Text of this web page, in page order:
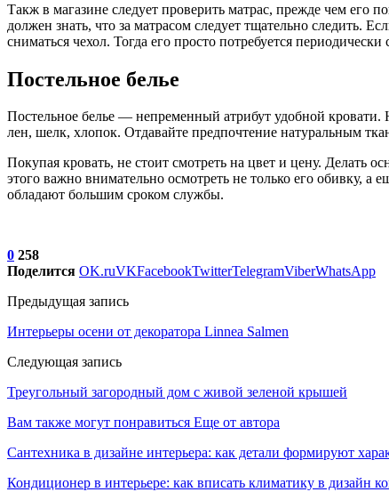
Такж в магазине следует проверить матрас, прежде чем его
должен знать, что за матрасом следует тщательно следить.
сниматься чехол. Тогда его просто потребуется периодически
Постельное белье
Постельное белье — непременный атрибут удобной кровати.
лен, шелк, хлопок. Отдавайте предпочтение натуральным
Покупая кровать, не стоит смотреть на цвет и цену. Делать
этого важно внимательно осмотреть не только его обивку,
обладают большим сроком службы.
0 258
Поделится OK.ruVKFacebookTwitterTelegramViberWhatsApp
Предыдущая запись
Интерьеры осени от декоратора Linnea Salmen
Следующая запись
Треугольный загородный дом с живой зеленой крышей
Вам также могут понравиться Еще от автора
Сантехника в дизайне интерьера: как детали формируют
Кондиционер в интерьере: как вписать климатику в дизайн